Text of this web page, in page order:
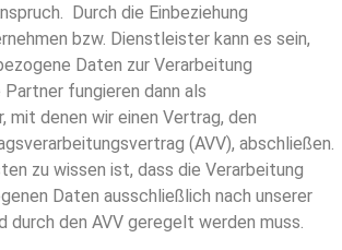
Durch die Einbeziehung
bzw. Dienstleister kann es sein,
Daten zur Verarbeitung
fungieren dann als
mit denen wir einen Vertrag, den
(AVV), abschließen.
zu wissen ist, dass die Verarbeitung
Daten ausschließlich nach unserer
durch den AVV geregelt werden muss.